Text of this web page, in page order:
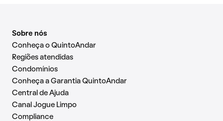
Sobre nós
Conheça o QuintoAndar
Regiões atendidas
Condomínios
Conheça a Garantia QuintoAndar
Central de Ajuda
Canal Jogue Limpo
Compliance